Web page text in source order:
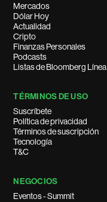
Mercados
Dólar Hoy
Actualidad
Cripto
Finanzas Personales
Podcasts
Listas de Bloomberg Línea
TÉRMINOS DE USO
Suscríbete
Política de privacidad
Términos de suscripción
Tecnología
T&C
NEGOCIOS
Eventos - Summit